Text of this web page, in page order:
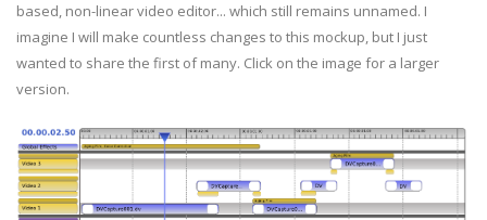
based, non-linear video editor... which still remains unnamed. I
imagine I will make countless changes to this mockup, but I just
wanted to share the first of many. Click on the image for a larger
version.